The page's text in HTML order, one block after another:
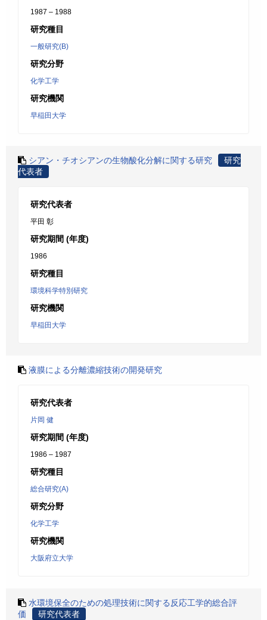
1987 – 1988
研究種目
一般研究(B)
研究分野
化学工学
研究機関
早稲田大学
シアン・チオシアンの生物酸化分解に関する研究
研究
代表者
研究代表者
平田 彰
研究期間 (年度)
1986
研究種目
環境科学特別研究
研究機関
早稲田大学
液膜による分離濃縮技術の開発研究
研究代表者
片岡 健
研究期間 (年度)
1986 – 1987
研究種目
総合研究(A)
研究分野
化学工学
研究機関
大阪府立大学
水環境保全のための処理技術に関する反応工学的総合評
価
研究代表者